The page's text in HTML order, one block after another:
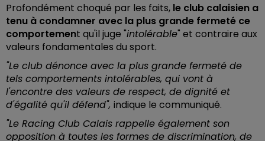
Profondément choqué par les faits, le club calaisien a
tenu à condamner avec la plus grande fermeté ce
comportement qu'il juge "intolérable" et contraire aux
valeurs fondamentales du sport.
"Le club dénonce avec la plus grande fermeté de
tels comportements intolérables, qui vont à
l'encontre des valeurs de respect, de dignité et
d'égalité qu'il défend", indique le communiqué.
"Le Racing Club Calais rappelle également son
opposition à toutes les formes de discrimination, de